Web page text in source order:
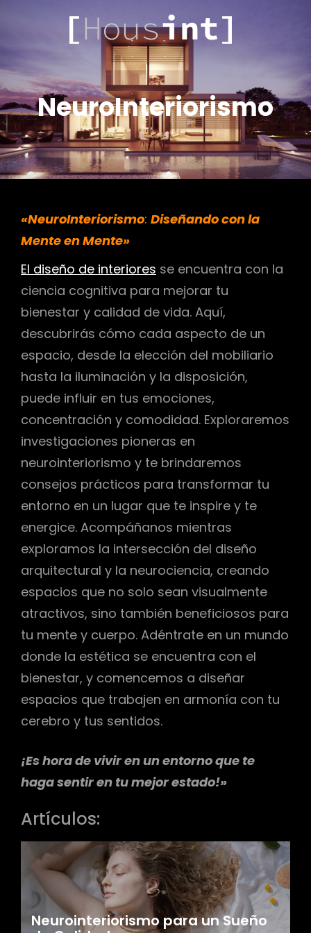
NeuroInteriorismo
«NeuroInteriorismo: Diseñando con la
Mente en Mente»
El diseño de interiores se encuentra con la
ciencia cognitiva para mejorar tu
bienestar y calidad de vida. Aquí,
descubrirás cómo cada aspecto de un
espacio, desde la elección del mobiliario
hasta la iluminación y la disposición,
puede influir en tus emociones,
concentración y comodidad. Exploraremos
investigaciones pioneras en
neurointeriorismo y te brindaremos
consejos prácticos para transformar tu
entorno en un lugar que te inspire y te
energice. Acompáñanos mientras
exploramos la intersección del diseño
arquitectural y la neurociencia, creando
espacios que no solo sean visualmente
atractivos, sino también beneficiosos para
tu mente y cuerpo. Adéntrate en un mundo
donde la estética se encuentra con el
bienestar, y comencemos a diseñar
espacios que trabajen en armonía con tu
cerebro y tus sentidos.
¡Es hora de vivir en un entorno que te
haga sentir en tu mejor estado!»
Artículos:
Neurointeriorismo para un Sueño